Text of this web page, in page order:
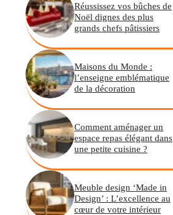
Réussissez vos bûches de
Noël dignes des plus
grands chefs pâtissiers
Maisons du Monde :
l’enseigne emblématique
de la décoration
Comment aménager un
espace repas élégant dans
une petite cuisine ?
Meuble design ‘Made in
Design’ : L’excellence au
cœur de votre intérieur